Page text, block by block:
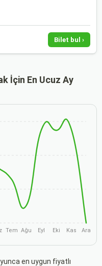
Bilet bul ›
İçin En Ucuz Ay
Tem Ağu Eyl Eki Kas Ara
en uygun fiyatlı